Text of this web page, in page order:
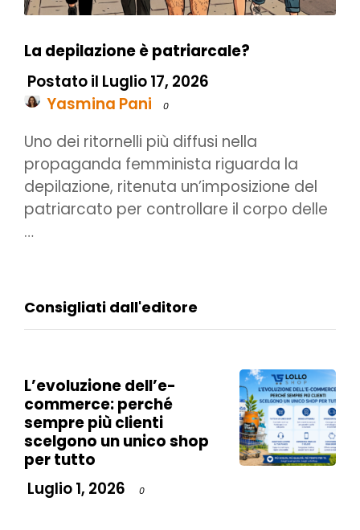
La depilazione è patriarcale?
Postato il Luglio 17, 2026
Yasmina Pani
0
Uno dei ritornelli più diffusi nella
propaganda femminista riguarda la
depilazione, ritenuta un’imposizione del
patriarcato per controllare il corpo delle
…
Consigliati dall'editore
L’evoluzione dell’e-
commerce: perché
sempre più clienti
scelgono un unico shop
per tutto
Luglio 1, 2026
0